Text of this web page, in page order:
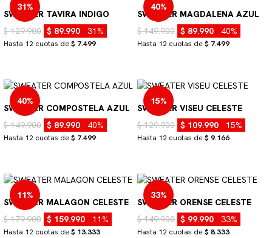
31%
SWEATER TAVIRA INDIGO
$ 129.900 $ 89.990 31%
Hasta 12 cuotas de$ 7.499
40%
SWEATER MAGDALENA AZUL
$ 149.900 $ 89.990 40%
Hasta 12 cuotas de$ 7.499
40%
SWEATER COMPOSTELA AZUL
$ 149.900 $ 89.990 40%
Hasta 12 cuotas de$ 7.499
15%
SWEATER VISEU CELESTE
$ 129.900 $ 109.990 15%
Hasta 12 cuotas de$ 9.166
11%
SWEATER MALAGON CELESTE
$ 179.900 $ 159.990 11%
Hasta 12 cuotas de$ 13.333
33%
SWEATER ORENSE CELESTE
$ 149.900 $ 99.990 33%
Hasta 12 cuotas de$ 8.333